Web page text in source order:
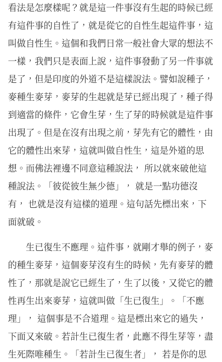
看法是怎麼樣呢？就是這一件事沒有生起的時候已經
有這件事的自性了，就是從它的自性生起這件事，這
叫做自性生。這個和我們日常一般社會大眾的想法不
一樣，我們只是表面上說，這件事發動了另一件事就
是了，但是印度的外道不是這樣說法。譬如說種子，
麥種生麥芽，麥芽的生起就是芽已經出現了，種子得
到適當的條件，它會生芽，生了芽的時候就是這件事
出現了。但是在沒有出現之前，芽先有它的體性，由
它的體性出來芽，這就叫做自性生，這是外道的思
想。而佛法裡邊不同意這種說法， 所以就來破他這
種說法。「彼從彼生無少德」， 就是一點功德沒
有， 也就是沒有這樣的道理。這句話先標出來，下
面就破。
⽣已復⽣不應理。這件事，就剛才舉的例子，麥
的種生麥芽，這個麥芽沒有生的時候，先有麥芽的體
性了，那就是說它已經生了，生了以後，又從它的體
性再生出來麥芽，這就叫做「生已復生」。「不應
理」， 這個事是不合道理。這是標出來它的過失，
下面又來破。若計⽣已復⽣者，此應不得⽣芽等，盡
⽣死際唯種⽣。「若計生已復生者」， 若是你的思